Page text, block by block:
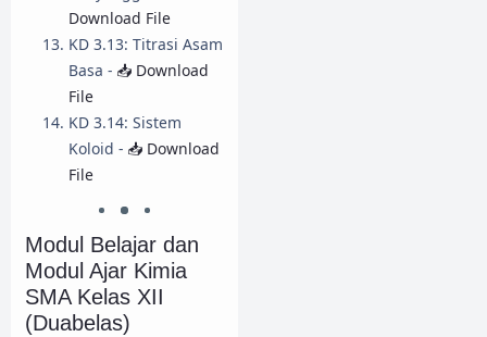
Download File
KD 3.13: Titrasi Asam
Basa - 📥 Download
File
KD 3.14: Sistem
Koloid - 📥 Download
File
Modul Belajar dan
Modul Ajar Kimia
SMA Kelas XII
(Duabelas)